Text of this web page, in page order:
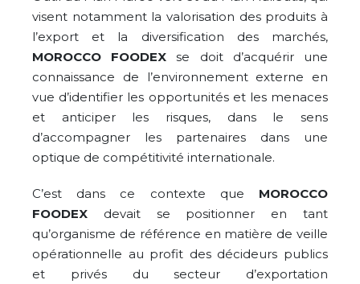
visent notamment la valorisation des produits à
l’export et la diversification des marchés,
MOROCCO FOODEX se doit d’acquérir une
connaissance de l’environnement externe en
vue d’identifier les opportunités et les menaces
et anticiper les risques, dans le sens
d’accompagner les partenaires dans une
optique de compétitivité internationale.
C’est dans ce contexte que MOROCCO
FOODEX devait se positionner en tant
qu’organisme de référence en matière de veille
opérationnelle au profit des décideurs publics
et privés du secteur d’exportation